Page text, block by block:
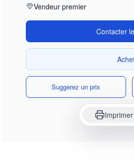
Vendeur premier
Contacter
Suggerez un prix
Imprimer